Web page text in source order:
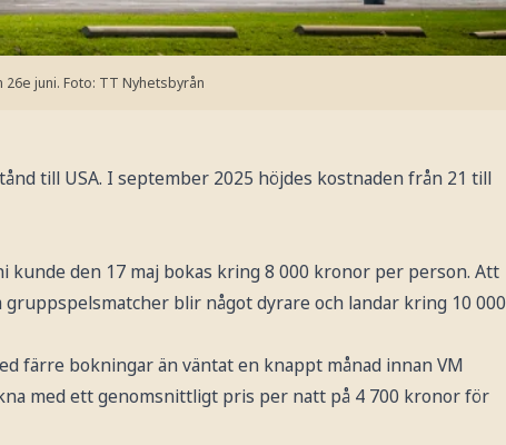
26e juni. Foto: TT Nyhetsbyrån
till USA. I september 2025 höjdes kostnaden från 21 till
kunde den 17 maj bokas kring 8 000 kronor per person. Att
gruppspelsmatcher blir något dyrare och landar kring 10 000
färre bokningar än väntat en knappt månad innan VM
med ett genomsnittligt pris per natt på 4 700 kronor för